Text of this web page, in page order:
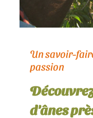
Un savoir-
passion
d'ânes